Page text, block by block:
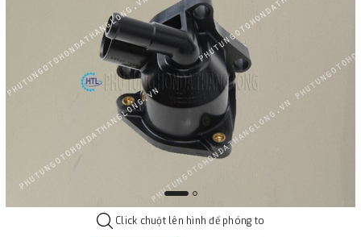
Click chuột lên hình để phóng to